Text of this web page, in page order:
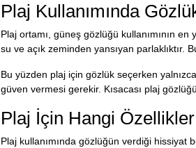
Plaj Kullanımında
Plaj ortamı, güneş gözlüğü kullanımının
su ve açık zeminden yansıyan parlaklıktır.
Bu yüzden plaj için gözlük seçerken
güven vermesi gerekir. Kısacası plaj
Plaj İçin Hangi
Plaj kullanımında gözlüğün verdiği hissiyat